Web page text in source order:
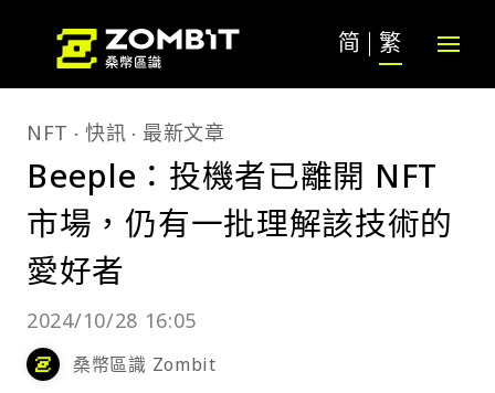
简 繁
NFT 快訊 最新文章
Beeple：投機者已離開 NFT
市場，仍有一批理解該技術的
愛好者
2024/10/28 16:05
桑幣區識 Zombit